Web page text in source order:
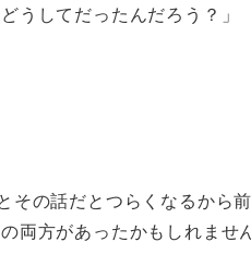
うしてだったんだろう？」
その話だとつらくなるから
両方があったかもしれません